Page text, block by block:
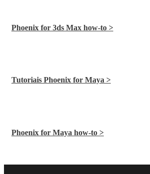
Phoenix for 3ds Max how-to >
Tutoriais Phoenix for Maya >
Phoenix for Maya how-to >